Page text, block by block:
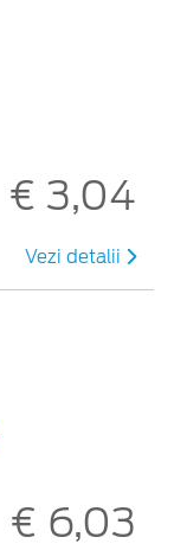
€ 3,04
Vezi detalii
€ 6,03